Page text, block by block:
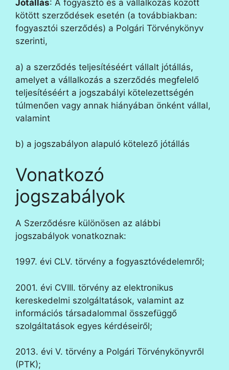
Jótállás: A fogyasztó és a vállalkozás között
kötött szerződések esetén (a továbbiakban:
fogyasztói szerződés) a Polgári Törvénykönyv
szerinti,
a) a szerződés teljesítéséért vállalt jótállás,
amelyet a vállalkozás a szerződés megfelelő
teljesítéséért a jogszabályi kötelezettségén
túlmenően vagy annak hiányában önként vállal,
valamint
b) a jogszabályon alapuló kötelező jótállás
Vonatkozó
jogszabályok
A Szerződésre különösen az alábbi
jogszabályok vonatkoznak:
1997. évi CLV. törvény a fogyasztóvédelemről;
2001. évi CVIII. törvény az elektronikus
kereskedelmi szolgáltatások, valamint az
információs társadalommal összefüggő
szolgáltatások egyes kérdéseiről;
2013. évi V. törvény a Polgári Törvénykönyvről
(PTK);